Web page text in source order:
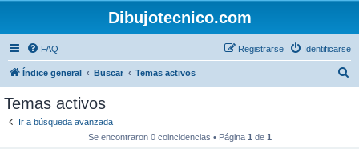
Dibujotecnico.com
FAQ Identificarse
Registrarse
Índice general Buscar Temas activos
Temas activos
Ir a búsqueda avanzada
Se encontraron 0 coincidencias • Página 1 de 1